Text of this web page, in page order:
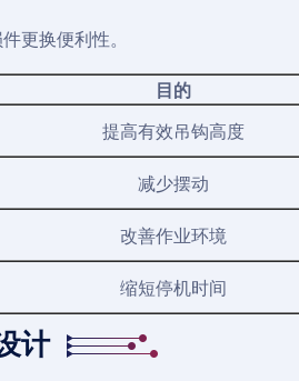
更换便利性。
目的
提高有效吊钩高度
减少摆动
改善作业环境
缩短停机时间
计